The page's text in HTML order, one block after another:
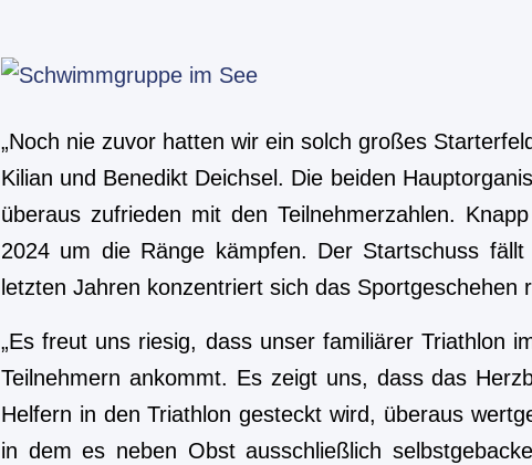
„Noch nie zuvor hatten wir ein solch großes
Kilian und Benedikt Deichsel. Die beiden
überaus zufrieden mit den Teilnehmerzahlen.
2024 um die Ränge kämpfen. Der Startschuss
letzten Jahren konzentriert sich das Sportgeschehen
„Es freut uns riesig, dass unser familiärer Triathlon
Teilnehmern ankommt. Es zeigt uns, dass das
Helfern in den Triathlon gesteckt wird, überaus
in dem es neben Obst ausschließlich